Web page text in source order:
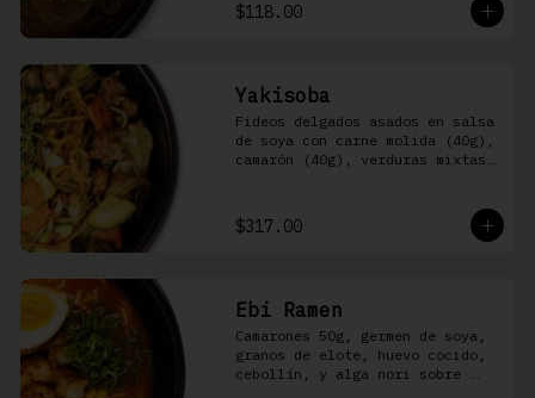
$118.00
Yakisoba
Fideos delgados asados en salsa
de soya con carne molida (40g),
camarón (40g), verduras mixtas
$317.00
Ebi Ramen
Camarones 50g, germen de soya,
granos de elote, huevo cocido,
cebollín, y alga nori sobre